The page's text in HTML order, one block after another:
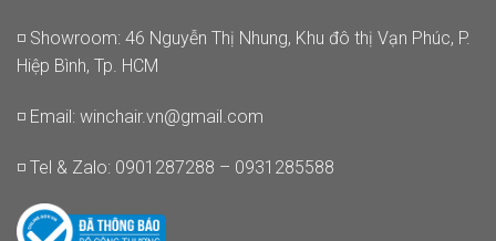
◽ Showroom: 46 Nguyễn Thị Nhung, Khu đô thị Vạn Phúc, P.
Hiệp Bình, Tp. HCM
◽ Email: winchair.vn@gmail.com
◽ Tel & Zalo: 0901287288 – 0931285588